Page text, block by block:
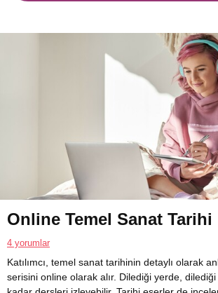
Online Temel Sanat
4 yorumlar
Katılımcı, temel sanat tarihinin detaylı olarak
serisini online olarak alır. Dilediği yerde,